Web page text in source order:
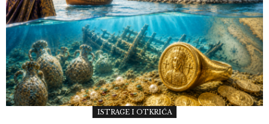
ISTRAGE I OTKRIĆA